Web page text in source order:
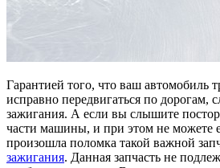
Гарантией того, что ваш автомобиль
исправно передвигаться по дорогам,
зажигания. А если вы слышите
части машины, и при этом не можете
произошла поломка такой важной
зажигания. Данная запчасть не